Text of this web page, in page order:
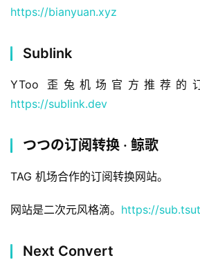
https://bianyuan.xyz
Sublink
YToo 歪兔机场官方推荐的
https://sublink.dev
つつの订阅转换 · 鲸歌
TAG 机场合作的订阅转换网站。
网站是二次元风格滴。 https://
Next Convert